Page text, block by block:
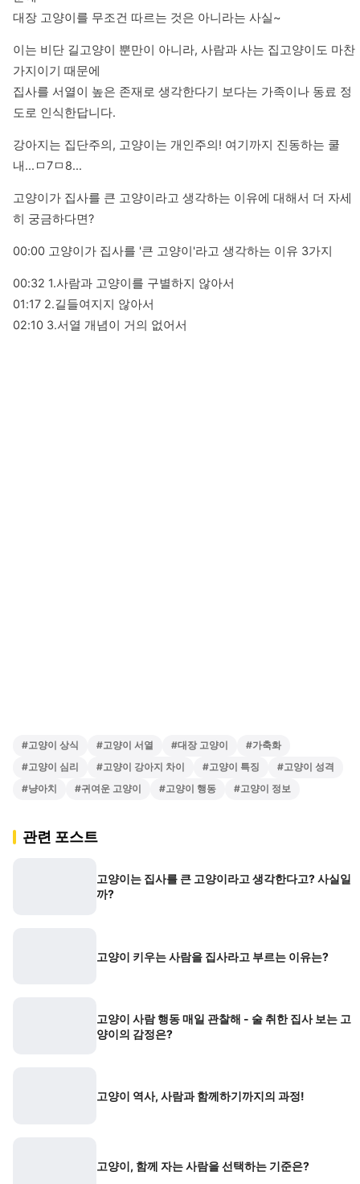
대장 고양이를 무조건 따르는 것은 아니라는 사실~
이는 비단 길고양이 뿐만이 아니라, 사람과 사는 집고양이도 마찬
가지이기 때문에
집사를 서열이 높은 존재로 생각한다기 보다는 가족이나 동료 정
도로 인식한답니다.
강아지는 집단주의, 고양이는 개인주의! 여기까지 진동하는 쿨
내...ㅁ7ㅁ8...
고양이가 집사를 큰 고양이라고 생각하는 이유에 대해서 더 자세
히 궁금하다면?
00:00 고양이가 집사를 '큰 고양이'라고 생각하는 이유 3가지
00:32 1.사람과 고양이를 구별하지 않아서
01:17 2.길들여지지 않아서
02:10 3.서열 개념이 거의 없어서
#고양이 상식 #고양이 서열 #대장 고양이 #가축화
#고양이 심리 #고양이 강아지 차이 #고양이 특징 #고양이 성격
#냥아치 #귀여운 고양이 #고양이 행동 #고양이 정보
관련 포스트
고양이는 집사를 큰 고양이라고 생각한다고? 사실일
까?
고양이 키우는 사람을 집사라고 부르는 이유는?
고양이 사람 행동 매일 관찰해 - 술 취한 집사 보는 고
양이의 감정은?
고양이 역사, 사람과 함께하기까지의 과정!
고양이, 함께 자는 사람을 선택하는 기준은?